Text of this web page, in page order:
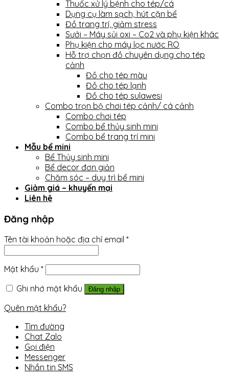
Thuốc xử lý bệnh cho tép/cá
Dụng cụ làm sạch, hút cặn bể
Đồ trang trí, giảm stress
Sưởi – Máy sủi oxi – Co2 và phụ kiện khác
Phụ kiện cho máy lọc nước RO
Hỗ trợ chọn đồ chuyên dụng cho tép
cảnh
Đồ cho tép màu
Đồ cho tép lạnh
Đồ cho tép sulawesi
Combo trọn bộ chơi tép cảnh/ cá cảnh
Combo chơi tép
Combo bể thủy sinh mini
Combo bể trang trí mini
Mẫu bể mini
Bể Thủy sinh mini
Bể decor đơn giản
Chăm sóc – duy trì bể mini
Giảm giá – khuyến mại
Liên hệ
Đăng nhập
Tên tài khoản hoặc địa chỉ email *
Mật khẩu *
Ghi nhớ mật khẩu
Đăng nhập
Quên mật khẩu?
Tìm đường
Chat Zalo
Gọi điện
Messenger
Nhắn tin SMS